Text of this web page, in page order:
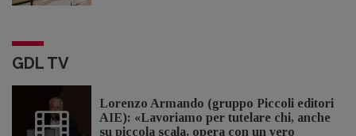
GDL TV
Lorenzo Armando (gruppo Piccoli editori
AIE): «Lavoriamo per tutelare chi, anche
su piccola scala, opera con un vero